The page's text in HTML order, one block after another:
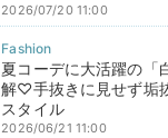
2026/07/20 11:00
夏コーデに大活躍の「
解♡手抜きに見せず垢
スタイル
2026/06/21 11:00